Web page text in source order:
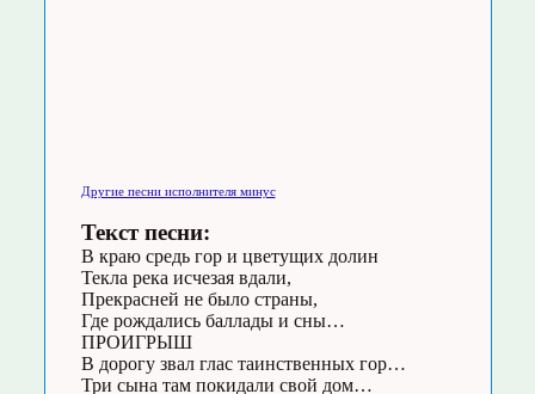
Другие песни исполнителя минус
Текст песни:
В краю средь гор и цветущих долин
Текла река исчезая вдали,
Прекрасней не было страны,
Где рождались баллады и сны…
ПРОИГРЫШ
В дорогу звал глас таинственных гор…
Три сына там покидали свой дом…